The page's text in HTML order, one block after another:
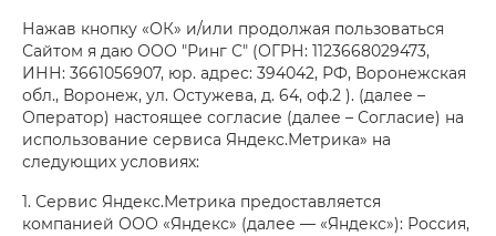
Нажав кнопку «ОК» и/или продолжая пользоваться
Сайтом я даю ООО "Ринг С" (ОГРН: 1123668029473,
ИНН: 3661056907, юр. адрес: 394042, РФ, Воронежская
обл., Воронеж, ул. Остужева, д. 64, оф.2 ). (далее –
Оператор) настоящее согласие (далее – Согласие) на
использование сервиса Яндекс.Метрика» на
следующих условиях:
1. Сервис Яндекс.Метрика предоставляется
компанией ООО «Яндекс» (далее — «Яндекс»): Россия,